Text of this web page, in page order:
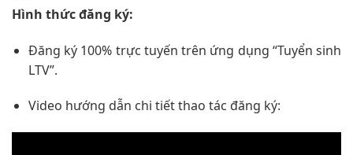
Hình thức đăng ký:
Đăng ký 100% trực tuyến trên ứng dụng “Tuyển sinh
LTV”.
Video hướng dẫn chi tiết thao tác đăng ký: